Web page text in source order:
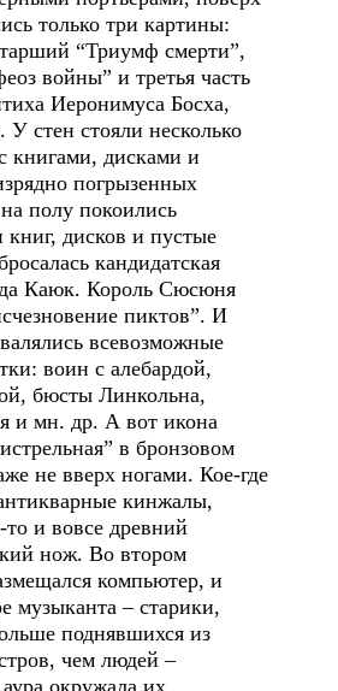
только три картины:
“Триумф смерти”,
войны” и третья часть
Иеронимуса Босха,
стен стояли несколько
книгами, дисками и
погрызенных
полу покоились
книг, дисков и пустые
кандидатская
Каюк. Король Сюсюня
пиктов”. И
всевозможные
воин с алебардой,
бюсты Линкольна,
и мн. др. А вот икона
в бронзовом
не вверх ногами. Кое-где
кинжалы,
и вовсе древний
нож. Во втором
компьютер, и
музыканта – старики,
поднявшихся из
чем людей –
окружала их